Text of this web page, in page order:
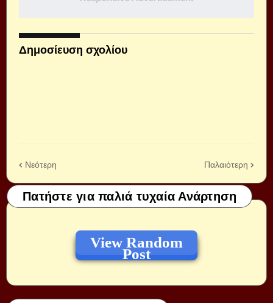
Δημοσίευση σχολίου
Νεότερη Παλαιότερη
Πατήστε για παλιά τυχαία Ανάρτηση
View Random
Post